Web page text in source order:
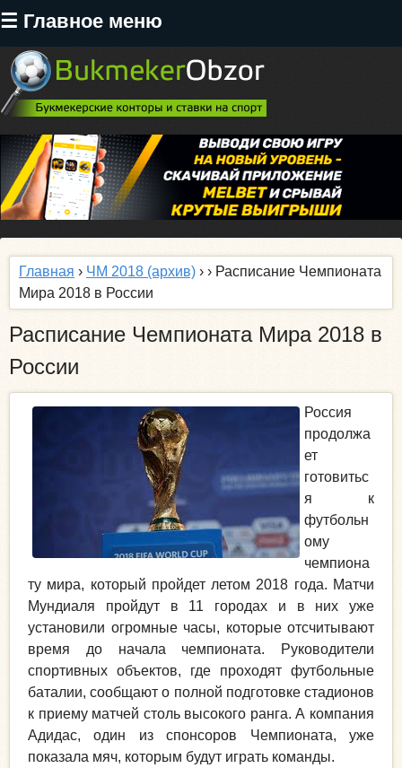
☰ Главное меню
Перейти
основному
содержанию
Главная › ЧМ 2018 (архив) › › Расписание Чемпионата
Мира 2018 в России
Расписание Чемпионата Мира 2018 в
России
Россия
продолжа
ет
готовитьс
я к
футбольн
ому
чемпиона
ту мира, который пройдет летом 2018 года. Матчи
Мундиаля пройдут в 11 городах и в них уже
установили огромные часы, которые отсчитывают
время до начала чемпионата. Руководители
спортивных объектов, где проходят футбольные
баталии, сообщают о полной подготовке стадионов
к приему матчей столь высокого ранга. А компания
Адидас, один из спонсоров Чемпионата, уже
показала мяч, которым будут играть команды.